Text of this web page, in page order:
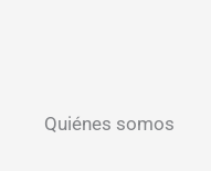
Quiénes somos